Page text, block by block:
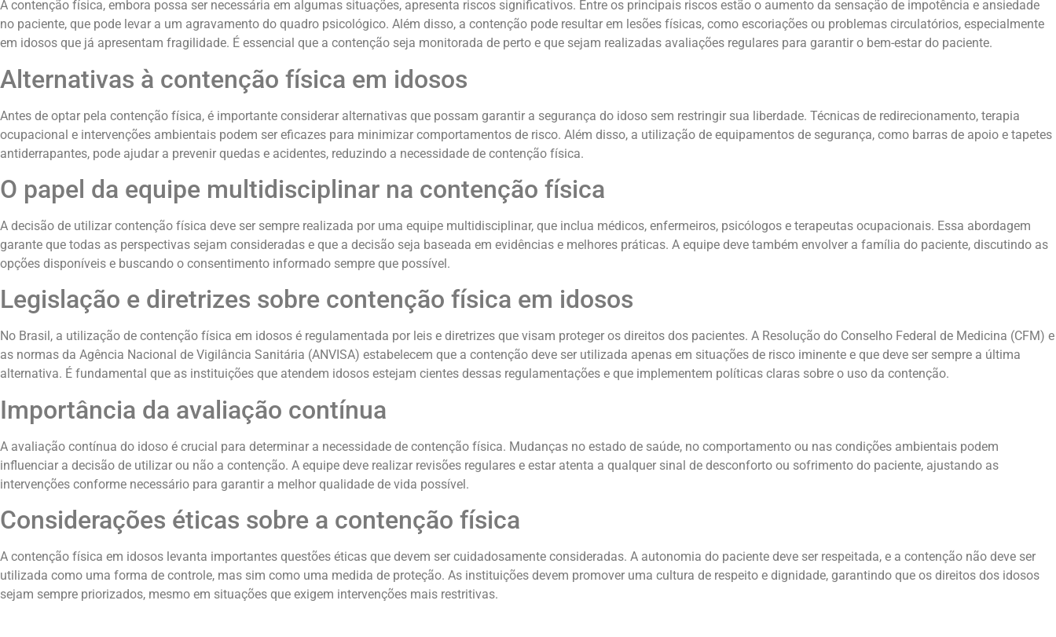
A contenção física, embora possa ser necessária em algumas situações, apresenta riscos significativos. Entre os principais riscos estão o aumento da sensação de impotência e ansiedade
no paciente, que pode levar a um agravamento do quadro psicológico. Além disso, a contenção pode resultar em lesões físicas, como escoriações ou problemas circulatórios, especialmente
em idosos que já apresentam fragilidade. É essencial que a contenção seja monitorada de perto e que sejam realizadas avaliações regulares para garantir o bem-estar do paciente.
Alternativas à contenção física em idosos
Antes de optar pela contenção física, é importante considerar alternativas que possam garantir a segurança do idoso sem restringir sua liberdade. Técnicas de redirecionamento, terapia
ocupacional e intervenções ambientais podem ser eficazes para minimizar comportamentos de risco. Além disso, a utilização de equipamentos de segurança, como barras de apoio e tapetes
antiderrapantes, pode ajudar a prevenir quedas e acidentes, reduzindo a necessidade de contenção física.
O papel da equipe multidisciplinar na contenção física
A decisão de utilizar contenção física deve ser sempre realizada por uma equipe multidisciplinar, que inclua médicos, enfermeiros, psicólogos e terapeutas ocupacionais. Essa abordagem
garante que todas as perspectivas sejam consideradas e que a decisão seja baseada em evidências e melhores práticas. A equipe deve também envolver a família do paciente, discutindo as
opções disponíveis e buscando o consentimento informado sempre que possível.
Legislação e diretrizes sobre contenção física em idosos
No Brasil, a utilização de contenção física em idosos é regulamentada por leis e diretrizes que visam proteger os direitos dos pacientes. A Resolução do Conselho Federal de Medicina (CFM) e
as normas da Agência Nacional de Vigilância Sanitária (ANVISA) estabelecem que a contenção deve ser utilizada apenas em situações de risco iminente e que deve ser sempre a última
alternativa. É fundamental que as instituições que atendem idosos estejam cientes dessas regulamentações e que implementem políticas claras sobre o uso da contenção.
Importância da avaliação contínua
A avaliação contínua do idoso é crucial para determinar a necessidade de contenção física. Mudanças no estado de saúde, no comportamento ou nas condições ambientais podem
influenciar a decisão de utilizar ou não a contenção. A equipe deve realizar revisões regulares e estar atenta a qualquer sinal de desconforto ou sofrimento do paciente, ajustando as
intervenções conforme necessário para garantir a melhor qualidade de vida possível.
Considerações éticas sobre a contenção física
A contenção física em idosos levanta importantes questões éticas que devem ser cuidadosamente consideradas. A autonomia do paciente deve ser respeitada, e a contenção não deve ser
utilizada como uma forma de controle, mas sim como uma medida de proteção. As instituições devem promover uma cultura de respeito e dignidade, garantindo que os direitos dos idosos
sejam sempre priorizados, mesmo em situações que exigem intervenções mais restritivas.